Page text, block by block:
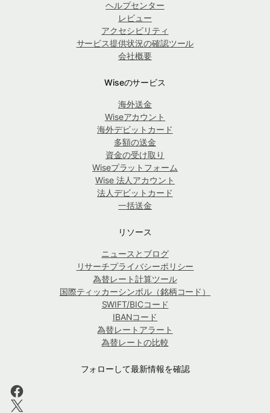
ヘルプセンター
レビュー
アクセシビリティ
サービス提供状況の確認ツール
会社概要
Wiseのサービス
海外送金
Wiseアカウント
海外デビットカード
多額の送金
資金の受け取り
Wiseプラットフォーム
Wise 法人アカウント
法人デビットカード
一括送金
リソース
ニュースとブログ
リサーチプライバシーポリシー
為替レート計算ツール
国際ティッカーシンボル（銘柄コード）
SWIFT/BICコード
IBANコード
為替レートアラート
為替レートの比較
フォローして最新情報を確認